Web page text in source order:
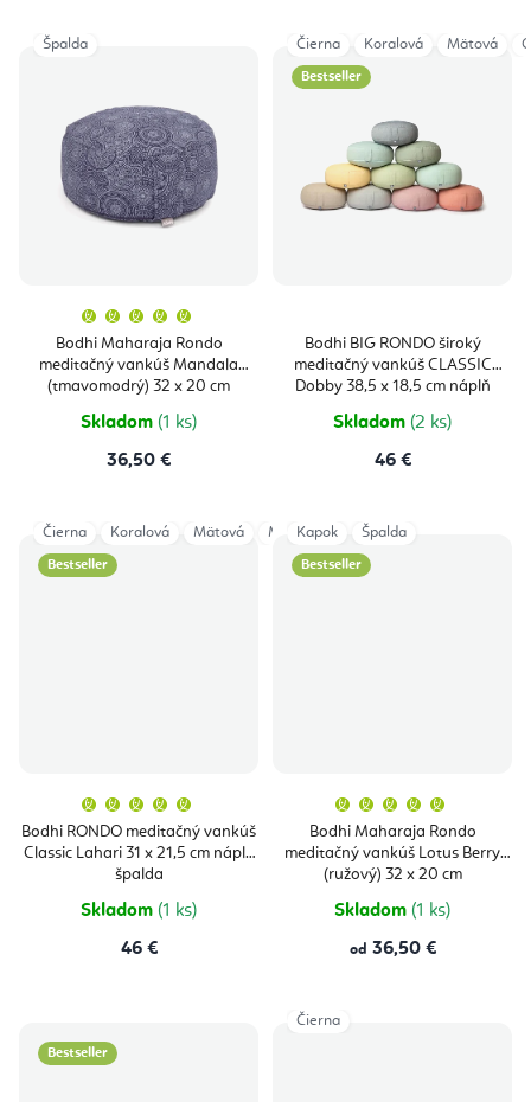
Bodhi Maharaja Rondo
meditačný vankúš Mandala
(tmavomodrý) 32 x 20 cm
produktu
je
5,0
z
5
Skladom (1 ks)
36,50 €
Špalda
Bestseller
Bodhi BIG RONDO široký
meditačný vankúš CLASSIC
Dobby 38,5 x 18,5 cm náplň
Skladom (2 ks)
46 €
Čierna Koralová Mätová
Bestseller
Bodhi RONDO meditačný vankúš
Classic Lahari 31 x 21,5 cm náplň
špalda
produktu
je
5,0
Skladom (1 ks)
46 €
Čierna Koralová Mätová Modrá Oriešková
Bestseller
Bodhi Maharaja Rondo
meditačný vankúš Lotus Berry
(ružový) 32 x 20 cm
produktu
je
5,0
z
5
Skladom (1 ks)
od 36,50 €
Kapok Špalda
Bestseller
Čierna